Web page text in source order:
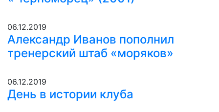
06.12.2019
Александр Иванов пополнил
тренерский штаб «моряков»
06.12.2019
День в истории клуба